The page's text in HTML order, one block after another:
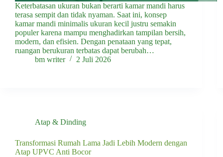
Keterbatasan ukuran bukan berarti kamar mandi harus
terasa sempit dan tidak nyaman. Saat ini, konsep
kamar mandi minimalis ukuran kecil justru semakin
populer karena mampu menghadirkan tampilan bersih,
modern, dan efisien. Dengan penataan yang tepat,
ruangan berukuran terbatas dapat berubah…
bm writer
2 Juli 2026
Atap & Dinding
Transformasi Rumah Lama Jadi Lebih Modern dengan
Atap UPVC Anti Bocor